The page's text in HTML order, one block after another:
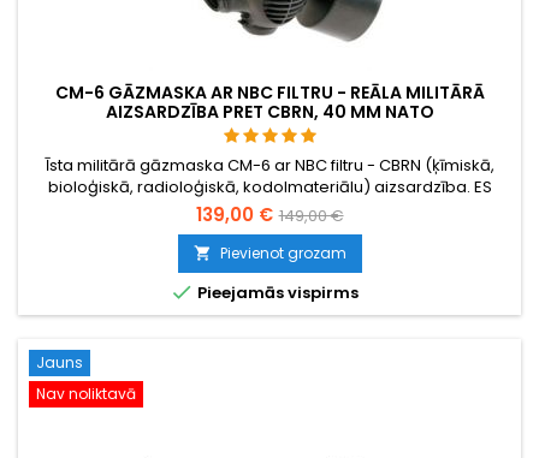
CM-6 GĀZMASKA AR NBC FILTRU - REĀLA MILITĀRĀ
AIZSARDZĪBA PRET CBRN, 40 MM NATO
Īsta militārā gāzmaska CM-6 ar NBC filtru - CBRN (ķīmiskā,
bioloģiskā, radioloģiskā, kodolmateriālu) aizsardzība. ES
ražota, 40 mm NATO (STANAG 4155) filtra pieslēgvieta,
panorāmas polikarbonāta vizieris, runājoša diafragma, ar
diviem filtriem. Ideāli piemērots airsoft un kaujinieku sejas
aizsardzībai vai kā nopietns izdzīvošanas ekipējums.
139,00 € 149,00 €
 Pievienot grozam
 Pieejamās vispirms
Jauns
Nav noliktavā